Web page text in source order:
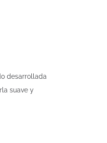
desarrollada
suave y